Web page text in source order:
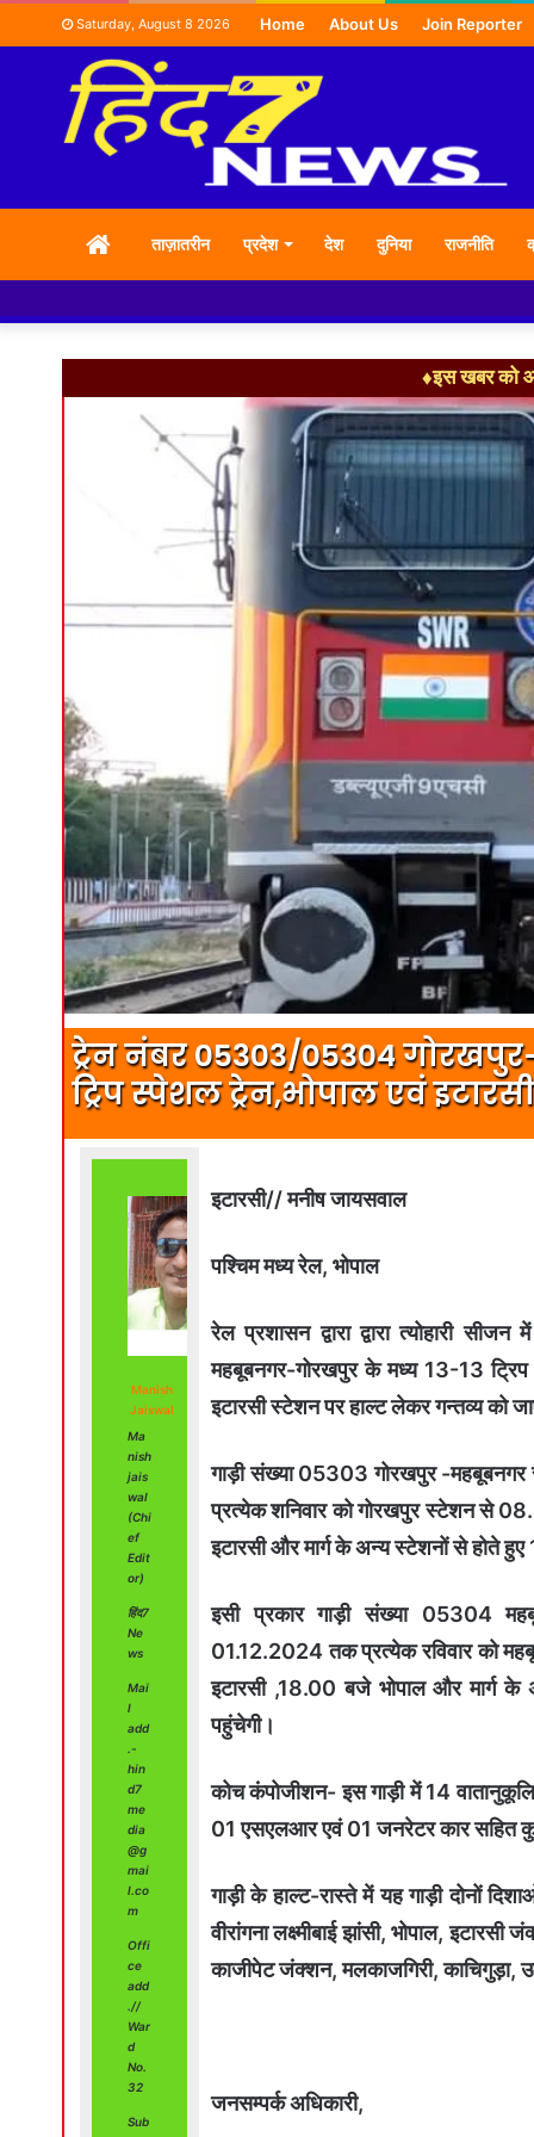
Saturday, August 8 2026 Home About Us Join Reporter
HOMEताज़ातरीन प्रदेश देश दुनिया राजनीति
♦इस खबर को
ट्रेन नंबर 05303/05304
ट्रिप स्पेशल ट्रेन,भोपाल एवं
Manish
Jaiswal
Ma
nish
jais
wal
(Chi
ef
Edit
or)
हिंद7
Ne
ws
Mai
l
add
.-
hin
d7
me
dia
@g
mai
l.co
m
Offi
ce
add
.//
War
d
No.
32
Sub
इटारसी// मनीष जायसवाल
पश्चिम मध्य रेल, भोपाल
रेल प्रशासन द्वारा द्वारा त्योहारी
महबूबनगर-गोरखपुर के मध्य 13-13
इटारसी स्टेशन पर हाल्ट लेकर गन्तव्य को
गाड़ी संख्या 05303 गोरखपुर -
प्रत्येक शनिवार को गोरखपुर स्टेशन से
इटारसी और मार्ग के अन्य स्टेशनों से होते
इसी प्रकार गाड़ी संख्या 05304
01.12.2024 तक प्रत्येक रविवार को
इटारसी ,18.00 बजे भोपाल और मार्ग
पहुंचेगी।
कोच कंपोजीशन- इस गाड़ी में 14
01 एसएलआर एवं 01 जनरेटर कार सहित
गाड़ी के हाल्ट-रास्ते में यह गाड़ी दोनों
वीरांगना लक्ष्मीबाई झांसी, भोपाल,
काजीपेट जंक्शन, मलकाजगिरी, काचिगुड़ा,
जनसम्पर्क अधिकारी,